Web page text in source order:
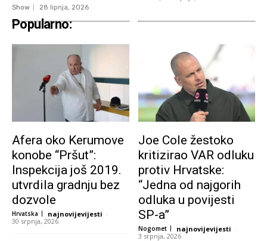
Show 28 lipnja, 2026
Popularno:
Afera oko Kerumove
konobe “Pršut”:
Inspekcija još 2019.
utvrdila gradnju bez
dozvole
Hrvatska najnovijevijesti -
30 srpnja, 2026
Joe Cole žestoko
kritizirao VAR odluku
protiv Hrvatske:
“Jedna od najgorih
odluka u povijesti
SP-a”
Nogomet najnovijevijesti -
3 srpnja, 2026